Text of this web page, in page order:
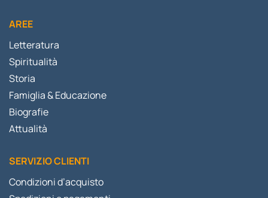
AREE
Letteratura
Spiritualità
Storia
Famiglia & Educazione
Biografie
Attualità
SERVIZIO CLIENTI
Condizioni d’acquisto